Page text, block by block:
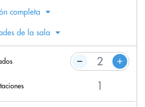
completa
de la sala